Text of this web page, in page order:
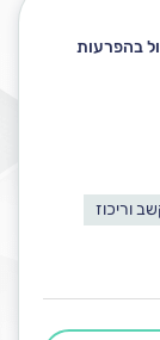
בהפרעות
וריכוז